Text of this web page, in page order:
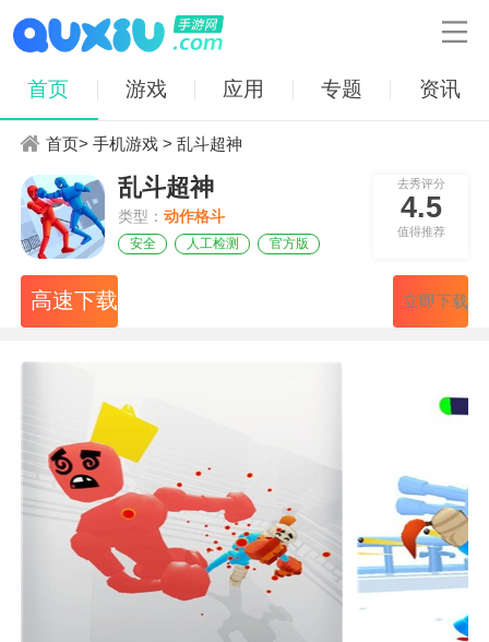

首页 游戏 应用 专题 资讯
首页>手机游戏 > 乱斗超神
乱斗超神
类型：动作格斗
安全 人工检测 官方版
去秀评分
4.5
值得推荐
高速下载 立即下载